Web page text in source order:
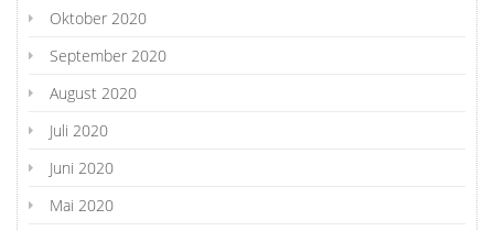
Oktober 2020
September 2020
August 2020
Juli 2020
Juni 2020
Mai 2020